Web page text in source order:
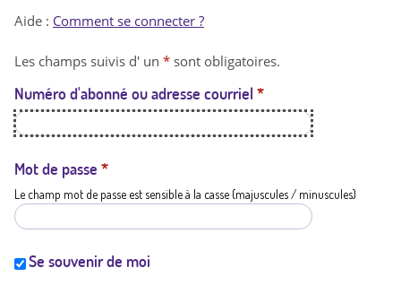
t
a
t
i
Aide : Comment se connecter ?
Les champs suivis d' un * sont obligatoires.
Numéro d'abonné ou adresse courriel *
Mot de passe *
Le champ mot de passe est sensible à la casse (majuscules / minuscules)
Se souvenir de moi